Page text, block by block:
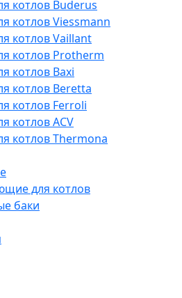
котлов Buderus
котлов Viessmann
котлов Vaillant
котлов Protherm
котлов Baxi
котлов Beretta
котлов Ferroli
котлов ACV
котлов Thermona
для котлов
баки